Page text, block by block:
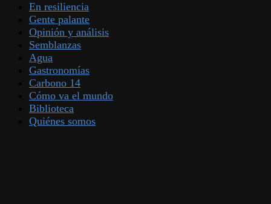
En resiliencia
Gente palante
Opinión y análisis
Semblanzas
Agua
Gastronomías
Carbono 14
Cómo va el mundo
Biblioteca
Quiénes somos